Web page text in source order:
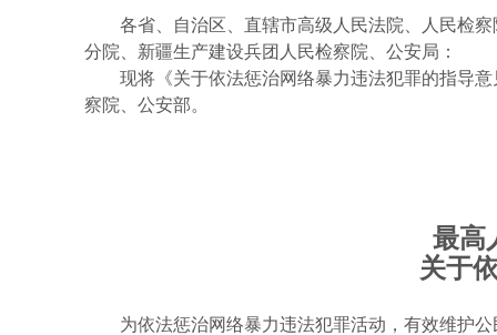
各省、自治区、直辖市高级人民法院、人民检
分院、新疆生产建设兵团人民检察院、公安局：
现将《关于依法惩治网络暴力违法犯罪的指导
察院、公安部。
最高
关于
为依法惩治网络暴力违法犯罪活动，有效维护